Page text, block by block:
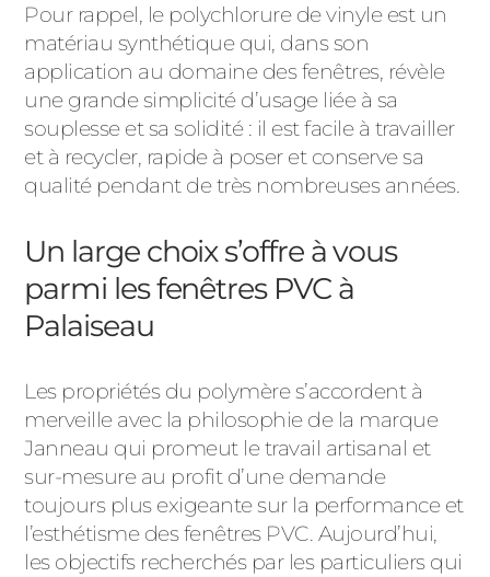
Pour rappel, le polychlorure de vinyle est un
matériau synthétique qui, dans son
application au domaine des fenêtres, révèle
une grande simplicité d’usage liée à sa
souplesse et sa solidité : il est facile à travailler
et à recycler, rapide à poser et conserve sa
qualité pendant de très nombreuses années.
Un large choix s’offre à vous
parmi les fenêtres PVC à
Palaiseau
Les propriétés du polymère s’accordent à
merveille avec la philosophie de la marque
Janneau qui promeut le travail artisanal et
sur-mesure au profit d’une demande
toujours plus exigeante sur la performance et
l’esthétisme des fenêtres PVC. Aujourd’hui,
les objectifs recherchés par les particuliers qui